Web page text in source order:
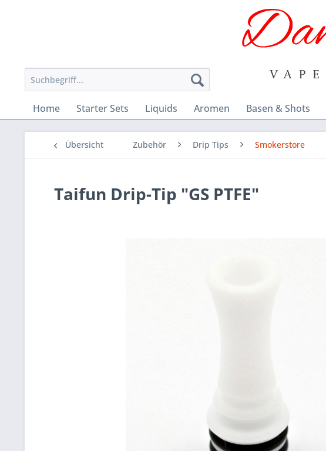
Home Starter Sets Liquids Aromen Basen & Shots
Übersicht Zubehör Drip Tips Smokerstore
Taifun Drip-Tip "GS PTFE"